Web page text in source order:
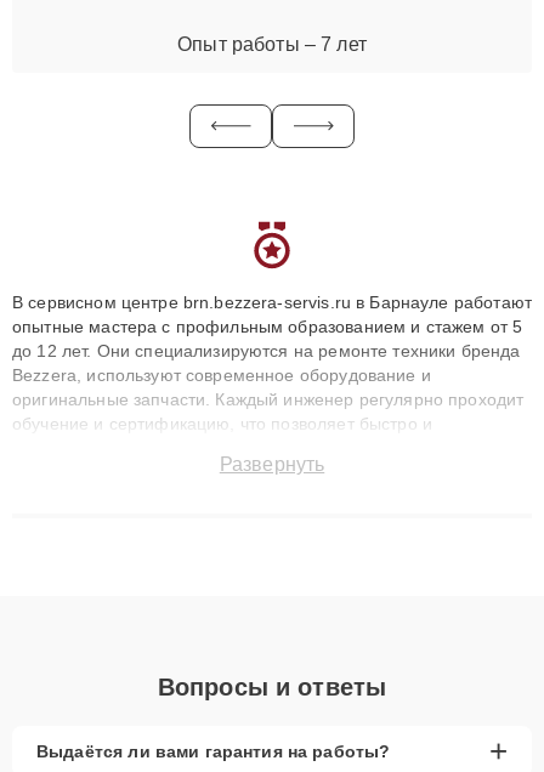
Опыт работы – 7 лет
В сервисном центре brn.bezzera-servis.ru в Барнауле работают
опытные мастера с профильным образованием и стажем от 5
до 12 лет. Они специализируются на ремонте техники бренда
Bezzera, используют современное оборудование и
оригинальные запчасти. Каждый инженер регулярно проходит
обучение и сертификацию, что позволяет быстро и
сохранением гарантии до 3 лет. Наши мастера решают
Развернуть
Вопросы и ответы
Выдаётся ли вами гарантия на работы? +